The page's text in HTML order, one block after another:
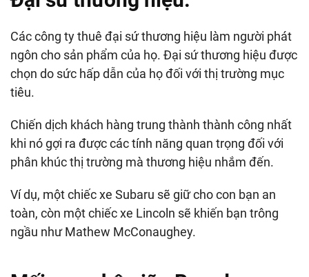
Các công ty thuê đại sứ thương hiệu làm người phát
ngôn cho sản phẩm của họ. Đại sứ thương hiệu được
chọn do sức hấp dẫn của họ đối với thị trường mục
tiêu.
Chiến dịch khách hàng trung thành thành công nhất
khi nó gợi ra được các tính năng quan trọng đối với
phân khúc thị trường mà thương hiệu nhắm đến.
Ví dụ, một chiếc xe Subaru sẽ giữ cho con bạn an
toàn, còn một chiếc xe Lincoln sẽ khiến bạn trông
ngầu như Mathew McConaughey.